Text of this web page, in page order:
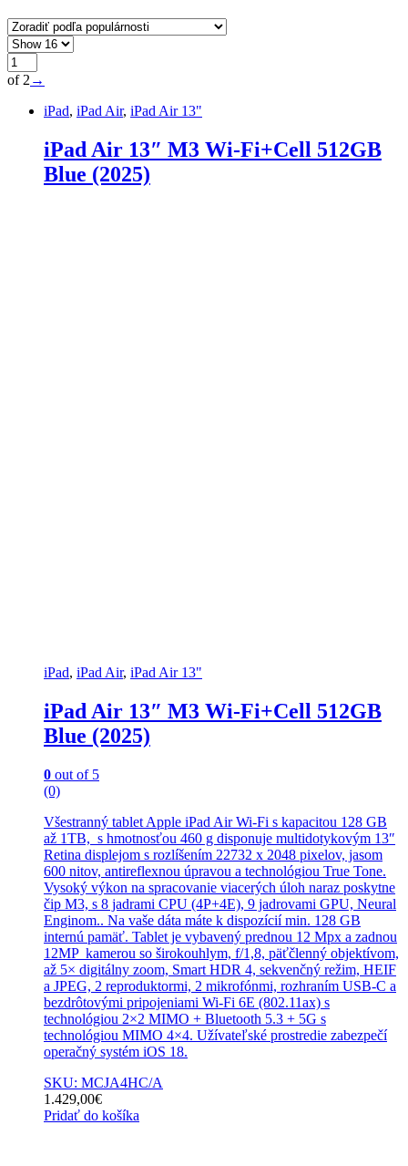
of 2 →
iPad, iPad Air, iPad Air 13"
iPad Air 13″ M3 Wi-Fi+Cell 512GB
Blue (2025)
iPad, iPad Air, iPad Air 13"
iPad Air 13″ M3 Wi-Fi+Cell 512GB
Blue (2025)
0 out of 5
(0)
Všestranný tablet Apple iPad Air Wi-Fi s kapacitou 128 GB
až 1TB, s hmotnosťou 460 g disponuje multidotykovým 13″
Retina displejom s rozlíšením 22732 x 2048 pixelov, jasom
600 nitov, antireflexnou úpravou a technológiou True Tone.
Vysoký výkon na spracovanie viacerých úloh naraz poskytne
čip M3, s 8 jadrami CPU (4P+4E), 9 jadrovami GPU, Neural
Enginom.. Na vaše dáta máte k dispozícií min. 128 GB
internú pamäť. Tablet je vybavený prednou 12 Mpx a zadnou
12MP kamerou so širokouhlym, f/1,8, päťčlenný objektívom,
až 5× digitálny zoom, Smart HDR 4, sekvenčný režim, HEIF
a JPEG, 2 reproduktormi, 2 mikrofónmi, rozhraním USB-C a
bezdrôtovými pripojeniami Wi-Fi 6E (802.11ax) s
technológiou 2×2 MIMO + Bluetooth 5.3 + 5G s
technológiou MIMO 4×4. Užívateľské prostredie zabezpečí
operačný systém iOS 18.
SKU: MCJA4HC/A
1.429,00€
Pridať do košíka